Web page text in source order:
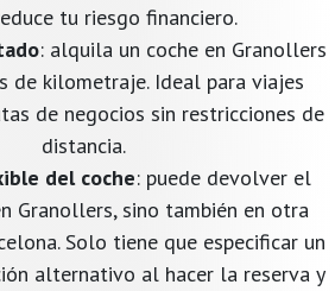
tu riesgo financiero.
: alquila un coche en Granollers
de kilometraje. Ideal para viajes
de negocios sin restricciones de
distancia.
del coche: puede devolver el
Granollers, sino también en otra
Solo tiene que especificar un
alternativo al hacer la reserva y